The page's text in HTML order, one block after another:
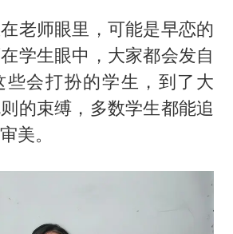
日本籍女网红在韩直播时自杀身亡
李亚鹏向地铁吐血女孩捐99999元
总书记关心百姓身边这些民生大事
老师眼里，可能是早恋的
学生眼中，大家都会发自
些会打扮的学生，到了大
的束缚，多数学生都能追
美。